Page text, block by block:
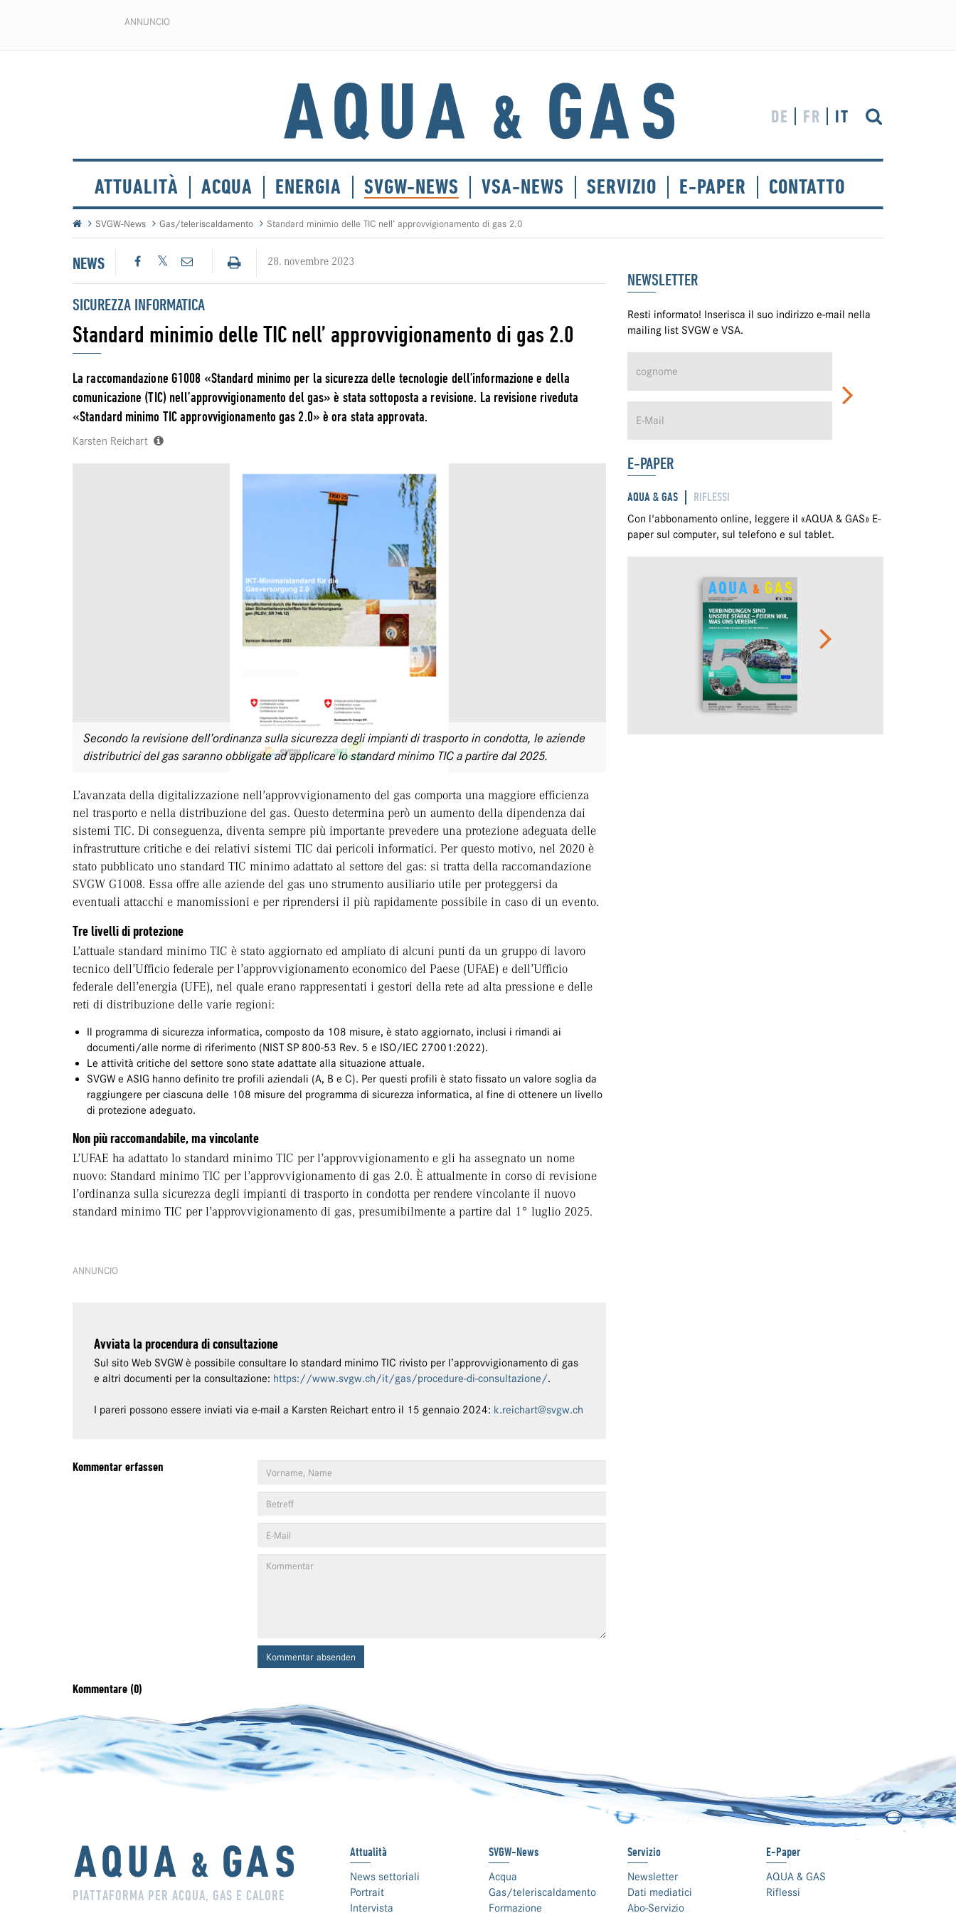
ANNUNCIO
DE FR IT
ATTUALITÀ ACQUA ENERGIA SVGW-NEWS VSA-NEWS SERVIZIO E-PAPER CONTATTO
SVGW-News Gas/teleriscaldamento Standard minimio delle TIC nell’ approvvigionamento di gas 2.0
NEWS 28. novembre 2023
SICUREZZA INFORMATICA
Standard minimio delle TIC nell’ approvvigionamento di gas 2.0
La raccomandazione G1008 «Standard minimo per la sicurezza delle tecnologie dell’informazione e della
comunicazione (TIC) nell’approvvigionamento del gas» è stata sottoposta a revisione. La revisione riveduta
«Standard minimo TIC approvvigionamento gas 2.0» è ora stata approvata.
Karsten Reichart
Secondo la revisione dell’ordinanza sulla sicurezza degli impianti di trasporto in condotta, le aziende
distributrici del gas saranno obbligate ad applicare lo standard minimo TIC a partire dal 2025.
L’avanzata della digitalizzazione nell’approvvigionamento del gas comporta una maggiore efficienza
nel trasporto e nella distribuzione del gas. Questo determina però un aumento della dipendenza dai
sistemi TIC. Di conseguenza, diventa sempre più importante prevedere una protezione adeguata delle
infrastrutture critiche e dei relativi sistemi TIC dai pericoli informatici. Per questo motivo, nel 2020 è
stato pubblicato uno standard TIC minimo adattato al settore del gas: si tratta della raccomandazione
SVGW G1008. Essa offre alle aziende del gas uno strumento ausiliario utile per proteggersi da
eventuali attacchi e manomissioni e per riprendersi il più rapidamente possibile in caso di un evento.
Tre livelli di protezione
L’attuale standard minimo TIC è stato aggiornato ed ampliato di alcuni punti da un gruppo di lavoro
tecnico dell’Ufficio federale per l’approvvigionamento economico del Paese (UFAE) e dell’Ufficio
federale dell’energia (UFE), nel quale erano rappresentati i gestori della rete ad alta pressione e delle
reti di distribuzione delle varie regioni:
Il programma di sicurezza informatica, composto da 108 misure, è stato aggiornato, inclusi i rimandi ai
documenti/alle norme di riferimento (NIST SP 800-53 Rev. 5 e ISO/IEC 27001:2022).
Le attività critiche del settore sono state adattate alla situazione attuale.
SVGW e ASIG hanno definito tre profili aziendali (A, B e C). Per questi profili è stato fissato un valore soglia da
raggiungere per ciascuna delle 108 misure del programma di sicurezza informatica, al fine di ottenere un livello
di protezione adeguato.
Non più raccomandabile, ma vincolante
L’UFAE ha adattato lo standard minimo TIC per l’approvvigionamento e gli ha assegnato un nome
nuovo: Standard minimo TIC per l’approvvigionamento di gas 2.0. È attualmente in corso di revisione
l’ordinanza sulla sicurezza degli impianti di trasporto in condotta per rendere vincolante il nuovo
standard minimo TIC per l’approvvigionamento di gas, presumibilmente a partire dal 1° luglio 2025.
ANNUNCIO
Avviata la procendura di consultazione
Sul sito Web SVGW è possibile consultare lo standard minimo TIC rivisto per l’approvvigionamento di gas
e altri documenti per la consultazione: https://www.svgw.ch/it/gas/procedure-di-consultazione/.
I pareri possono essere inviati via e-mail a Karsten Reichart entro il 15 gennaio 2024: k.reichart@svgw.ch
Kommentar erfassen
Kommentar absenden
Kommentare (0)
NEWSLETTER
Resti informato! Inserisca il suo indirizzo e-mail nella
mailing list SVGW e VSA.
E-PAPER
AQUA & GAS RIFLESSI
Con l'abbonamento online, leggere il «AQUA & GAS» E-
paper sul computer, sul telefono e sul tablet.
PIATTAFORMA PER ACQUA, GAS E CALORE
Attualità
News settoriali
Portrait
Intervista
SVGW-News
Acqua
Gas/teleriscaldamento
Formazione
Servizio
Newsletter
Dati mediatici
Abo-Servizio
E-Paper
AQUA & GAS
Riflessi